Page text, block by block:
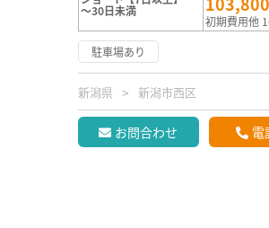
～30日未満
初期費用他
駐車場あり
新潟県 新潟市西区
お問合わせ 電